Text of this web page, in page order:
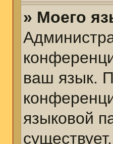
» Моего
ваш язык.
языковой